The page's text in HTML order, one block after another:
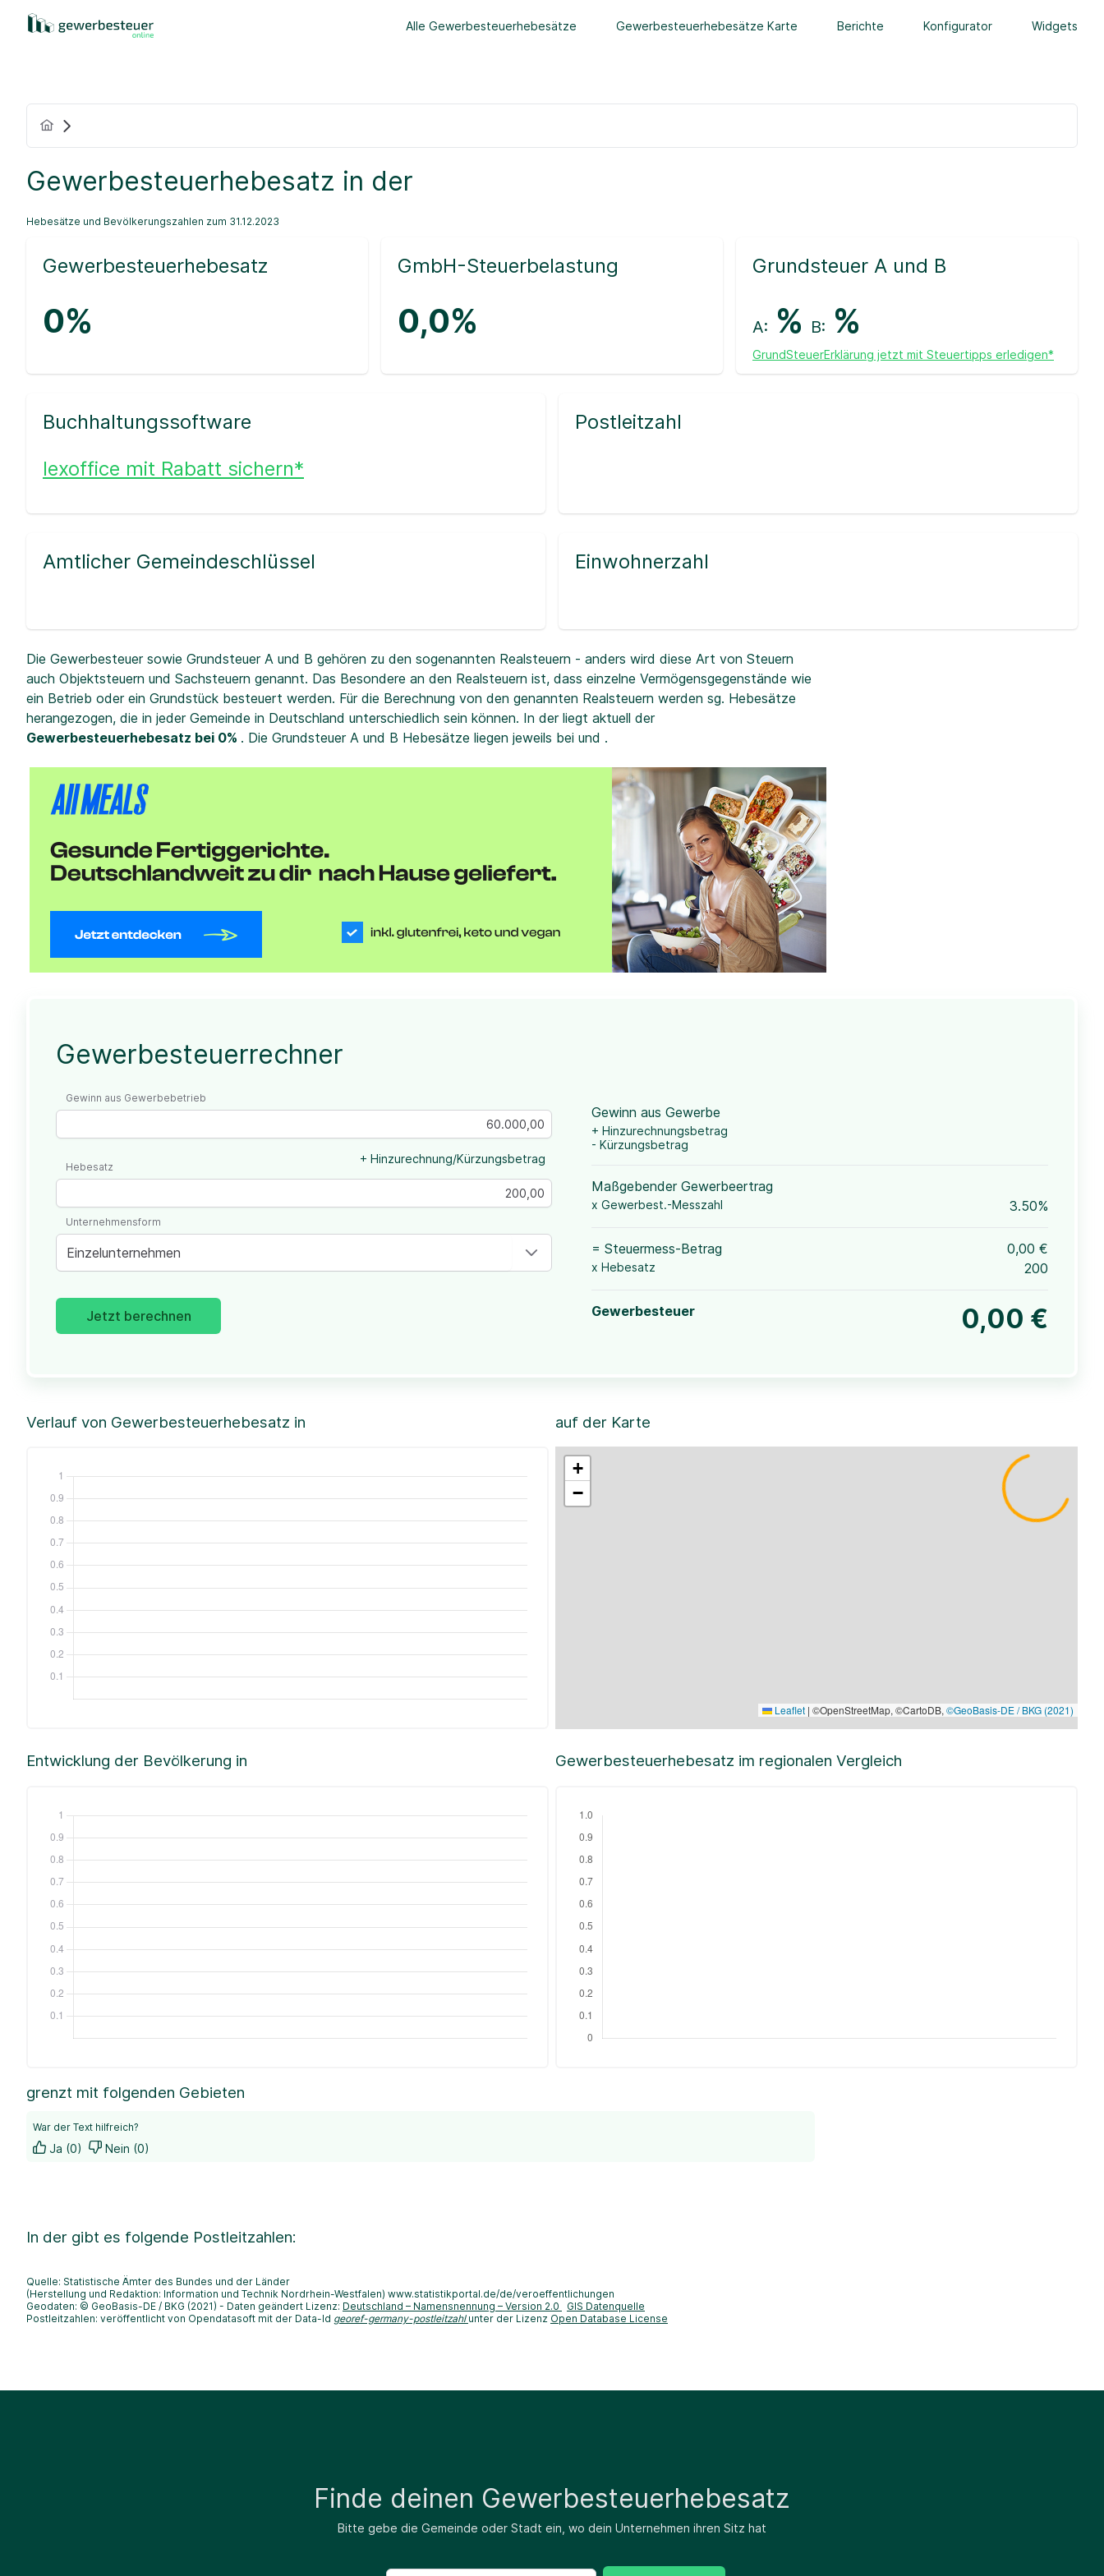
Alle Gewerbesteuerhebesätze Gewerbesteuerhebesätze Karte Berichte Konfigurator Widgets
Gewerbesteuerhebesatz in der
Hebesätze und Bevölkerungszahlen zum 31.12.2023
Gewerbesteuerhebesatz
0%
GmbH-Steuerbelastung
0,0%
Grundsteuer A und B
A: % B: %
GrundSteuerErklärung jetzt mit Steuertipps erledigen*
Buchhaltungssoftware
lexoffice mit Rabatt sichern*
Postleitzahl
Amtlicher Gemeindeschlüssel Einwohnerzahl
Die Gewerbesteuer sowie Grundsteuer A und B gehören zu den sogenannten Realsteuern - anders wird diese Art von Steuern
auch Objektsteuern und Sachsteuern genannt. Das Besondere an den Realsteuern ist, dass einzelne Vermögensgegenstände wie
ein Betrieb oder ein Grundstück besteuert werden. Für die Berechnung von den genannten Realsteuern werden sg. Hebesätze
herangezogen, die in jeder Gemeinde in Deutschland unterschiedlich sein können. In der liegt aktuell der
Gewerbesteuerhebesatz bei 0% . Die Grundsteuer A und B Hebesätze liegen jeweils bei und .
Gewerbesteuerrechner
Gewinn aus Gewerbebetrieb
+ Hinzurechnung/Kürzungsbetrag
Hebesatz
Einzelunternehmen
Unternehmensform
Jetzt berechnen
Gewinn aus Gewerbe
+ Hinzurechnungsbetrag
- Kürzungsbetrag
Maßgebender Gewerbeertrag
x Gewerbest.-Messzahl 3.50%
= Steuermess-Betrag 0,00 €
x Hebesatz 200
Gewerbesteuer 0,00 €
Verlauf von Gewerbesteuerhebesatz in auf der Karte
+
−
Leaflet | ©OpenStreetMap, ©CartoDB, ©GeoBasis-DE / BKG (2021)
Entwicklung der Bevölkerung in Gewerbesteuerhebesatz im regionalen Vergleich
grenzt mit folgenden Gebieten
War der Text hilfreich?
Ja (0) Nein (0)
In der gibt es folgende Postleitzahlen:
Quelle: Statistische Ämter des Bundes und der Länder
(Herstellung und Redaktion: Information und Technik Nordrhein-Westfalen) www.statistikportal.de/de/veroeffentlichungen
Geodaten: © GeoBasis-DE / BKG (2021) - Daten geändert Lizenz: Deutschland – Namensnennung – Version 2.0
GIS Datenquelle
Postleitzahlen: veröffentlicht von Opendatasoft mit der Data-Id georef-germany-postleitzahl unter der Lizenz Open Database License
Finde deinen Gewerbesteuerhebesatz
Bitte gebe die Gemeinde oder Stadt ein, wo dein Unternehmen ihren Sitz hat